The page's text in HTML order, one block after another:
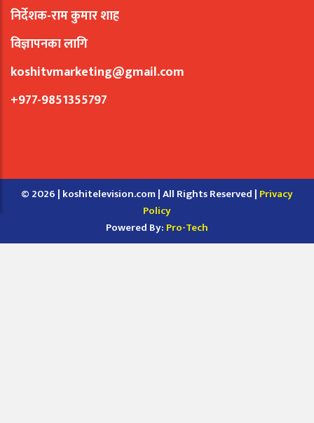
निर्देशक-राम कुमार शाह
विज्ञापनका लागि
koshitvmarketing@gmail.com
+977-9851355797
© 2026 | koshitelevision.com | All Rights Reserved | Privacy
Policy
Powered By: Pro-Tech